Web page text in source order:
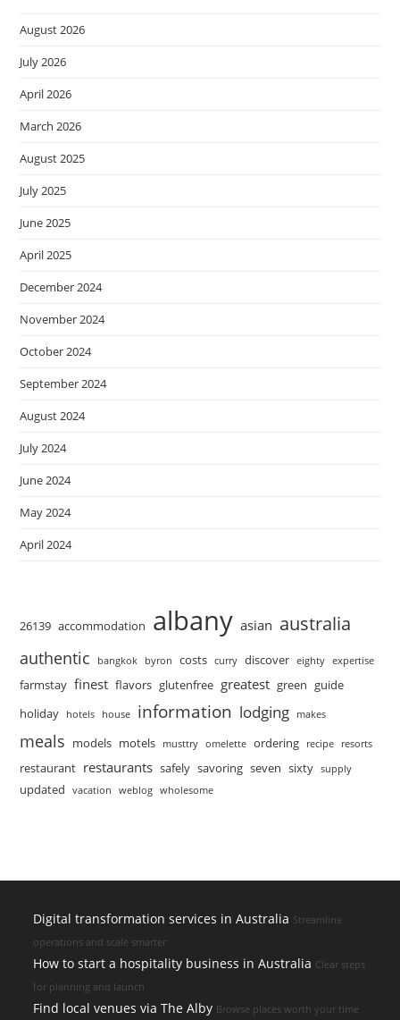
August 2026
July 2026
April 2026
March 2026
August 2025
July 2025
June 2025
April 2025
December 2024
November 2024
October 2024
September 2024
August 2024
July 2024
June 2024
May 2024
April 2024
26139 accommodation albany asian australia
authentic bangkok byron costs curry discover eighty expertise
farmstay finest flavors glutenfree greatest green guide
holiday
hotels house information lodging makes
meals models motels musttry omelette ordering recipe resorts
restaurant restaurants safely savoring seven sixty supply
updated vacation weblog wholesome
Digital transformation services in Australia Streamline
operations and scale smarter
How to start a hospitality business in Australia Clear steps
for planning and launch
Find local venues via The Alby Browse places worth your time